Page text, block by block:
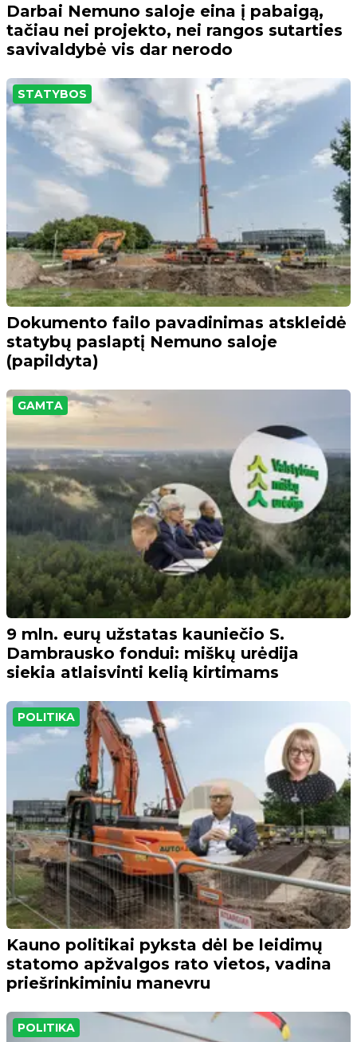
Darbai Nemuno saloje eina į pabaigą,
tačiau nei projekto, nei rangos sutarties
savivaldybė vis dar nerodo
STATYBOS
Dokumento failo pavadinimas atskleidė
statybų paslaptį Nemuno saloje
(papildyta)
GAMTA
9 mln. eurų užstatas kauniečio S.
Dambrausko fondui: miškų urėdija
siekia atlaisvinti kelią kirtimams
POLITIKA
Kauno politikai pyksta dėl be leidimų
statomo apžvalgos rato vietos, vadina
priešrinkiminiu manevru
POLITIKA